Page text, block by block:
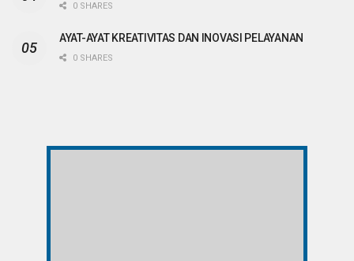
0 SHARES
AYAT-AYAT KREATIVITAS DAN INOVASI PELAYANAN
0 SHARES